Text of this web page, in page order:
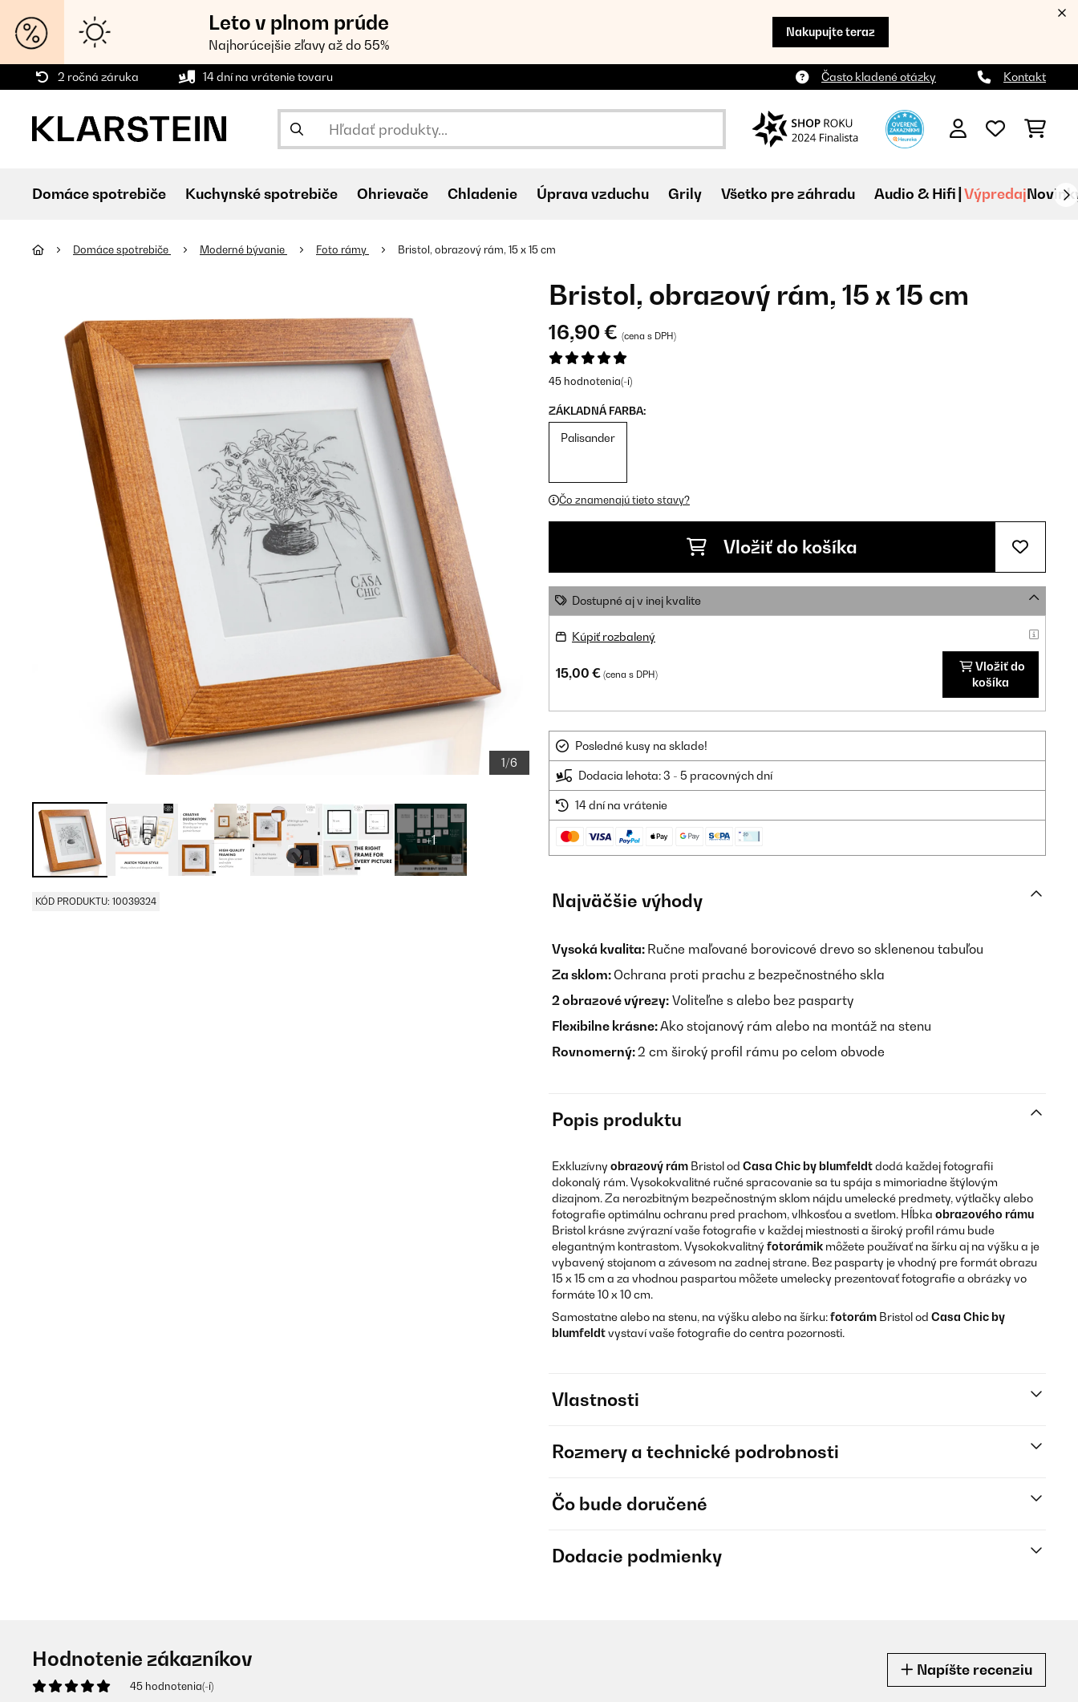
Leto v plnom prúde
Najhorúcejšie zľavy až do 55%
Nakupujte teraz
2 ročná záruka 14 dní na vrátenie tovaru Často kladené otázky Kontakt
Domáce spotrebiče Kuchynské spotrebiče Ohrievače Chladenie Úprava vzduchu Grily Všetko pre záhradu Audio & Hifi Výpredaj
Domáce spotrebiče Moderné bývanie Foto rámy Bristol, obrazový rám, 15 x 15 cm
1/6
+1
KÓD PRODUKTU: 10039324
Bristol, obrazový rám, 15 x 15 cm
16,90 € (cena s DPH)
45 hodnotenia(-í)
ZÁKLADNÁ FARBA:
Palisander
Čo znamenajú tieto stavy?
Vložiť do košíka
Dostupné aj v inej kvalite
Kúpiť rozbalený
15,00 € (cena s DPH)
Vložiť do
košíka
Posledné kusy na sklade!
Dodacia lehota: 3 - 5 pracovných dní
14 dní na vrátenie
Najväčšie výhody
Vysoká kvalita: Ručne maľované borovicové drevo so sklenenou tabuľou
Za sklom: Ochrana proti prachu z bezpečnostného skla
2 obrazové výrezy: Voliteľne s alebo bez pasparty
Flexibilne krásne:Ako stojanový rám alebo na montáž na stenu
Rovnomerný:2 cm široký profil rámu po celom obvode
Popis produktu
Exkluzívny obrazový rám Bristol od Casa Chic by blumfeldtdodá každej fotografii
dokonalý rám. Vysokokvalitné ručné spracovanie sa tu spája s mimoriadne štýlovým
dizajnom. Za nerozbitným bezpečnostným sklom nájdu umelecké predmety, výtlačky alebo
fotografie optimálnu ochranu pred prachom, vlhkosťou a svetlom. Hĺbka obrazového rámu
Bristol krásne zvýrazní vaše fotografie v každej miestnosti a široký profil rámu bude
elegantným kontrastom. Vysokokvalitný fotorámik môžete používať na šírku aj na výšku a je
vybavený stojanom a závesom na zadnej strane. Bez pasparty je vhodný pre formát obrazu
15 x 15 cm a za vhodnou paspartou môžete umelecky prezentovať fotografie a obrázky vo
formáte 10 x 10 cm.
Samostatne alebo na stenu, na výšku alebo na šírku:fotorám Bristol od Casa Chic by
blumfeldtvystaví vaše fotografie do centra pozornosti.
Vlastnosti
Rozmery a technické podrobnosti
Čo bude doručené
Dodacie podmienky
Hodnotenie zákazníkov
45 hodnotenia(-í)
Napíšte recenziu